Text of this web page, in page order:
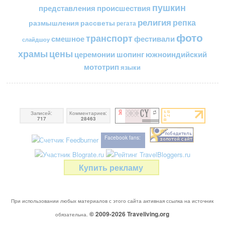
представления происшествия пушкин
размышления рассветы регата религия репка
слайдшоу смешноетранспортфестивали фото
храмы цены церемонии шопингюжноиндийский
мототрип языки
Записей:
717
Комментариев:
28463
Facebook fans:
Купить рекламу
При использовании любых материалов с этого сайта активная ссылка на источник
обязательна. © 2009-2026Traveliving.org